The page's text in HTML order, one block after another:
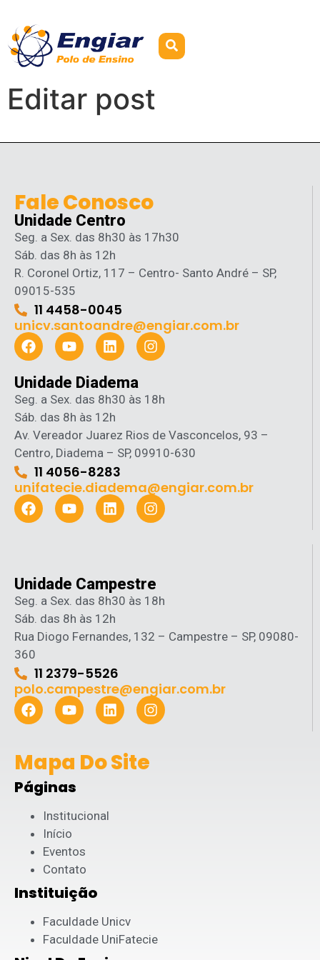
Editar post
Fale Conosco
Unidade Centro
Seg. a Sex. das 8h30 às 17h30
Sáb. das 8h às 12h
R. Coronel Ortiz, 117 – Centro- Santo André – SP,
09015-535
11 4458-0045
unicv.santoandre@engiar.com.br
Unidade Diadema
Seg. a Sex. das 8h30 às 18h
Sáb. das 8h às 12h
Av. Vereador Juarez Rios de Vasconcelos, 93 –
Centro, Diadema – SP, 09910-630
11 4056-8283
unifatecie.diadema@engiar.com.br
Unidade Campestre
Seg. a Sex. das 8h30 às 18h
Sáb. das 8h às 12h
Rua Diogo Fernandes, 132 – Campestre – SP, 09080-
360
11 2379-5526
polo.campestre@engiar.com.br
Mapa Do Site
Páginas
Institucional
Início
Eventos
Contato
Instituição
Faculdade Unicv
Faculdade UniFatecie